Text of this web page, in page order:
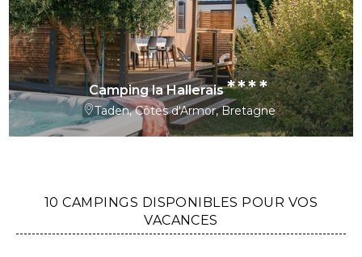
Camping la Hallerais****
Taden, Côtes d'Armor, Bretagne
10 CAMPINGS DISPONIBLES POUR VOS
VACANCES